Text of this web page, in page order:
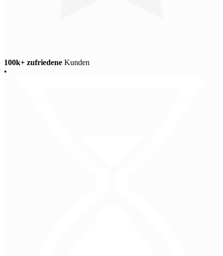
100k+ zufriedene Kunden
•